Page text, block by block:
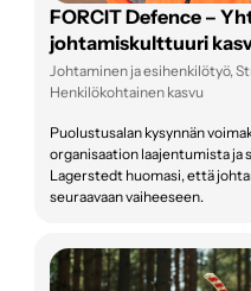
FORCIT Defence –
johtamiskulttuuri
Johtaminen ja esihenkilötyö,
Henkilökohtainen kasvu
Puolustusalan kysynnän
organisaation laajentumista ja
Lagerstedt huomasi, että
seuraavaan vaiheeseen.